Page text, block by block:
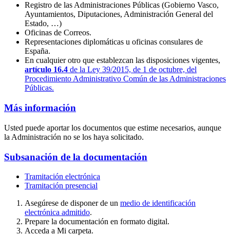
Registro de las Administraciones Públicas (Gobierno Vasco,
Ayuntamientos, Diputaciones, Administración General del
Estado, …)
Oficinas de Correos.
Representaciones diplomáticas u oficinas consulares de
España.
En cualquier otro que establezcan las disposiciones vigentes,
artículo 16.4 de la Ley 39/2015, de 1 de octubre, del
Procedimiento Administrativo Común de las Administraciones
Públicas.
Más información
Usted puede aportar los documentos que estime necesarios, aunque
la Administración no se los haya solicitado.
Subsanación de la documentación
Tramitación electrónica
Tramitación presencial
Asegúrese de disponer de un medio de identificación
electrónica admitido.
Prepare la documentación en formato digital.
Acceda a Mi carpeta.